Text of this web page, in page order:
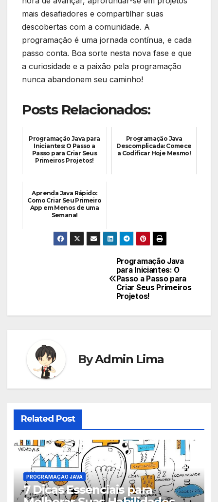
mais desafiadores⁢ e compartilhar suas
descobertas com a comunidade. ​A​
programação⁢ é uma ⁢jornada contínua, e ⁣cada
passo conta. Boa sorte nesta nova fase e⁤ que
a ‌curiosidade e a paixão ‌pela‌ programação
nunca⁢ abandonem seu caminho!
Posts Relacionados:
Programação Java para
Iniciantes: O Passo a
Passo para Criar Seus
Primeiros Projetos!
Programação Java
Descomplicada: Comece
a Codificar Hoje Mesmo!
Aprenda Java Rápido:
Como Criar Seu Primeiro
App em Menos de uma
Semana!
Programação Java
para Iniciantes: O
Passo a Passo para
Criar Seus Primeiros
Projetos!
ByAdmin Lima
Related Post
PROGRAMAÇÃO JAVA
7 Dicas Essenciais para